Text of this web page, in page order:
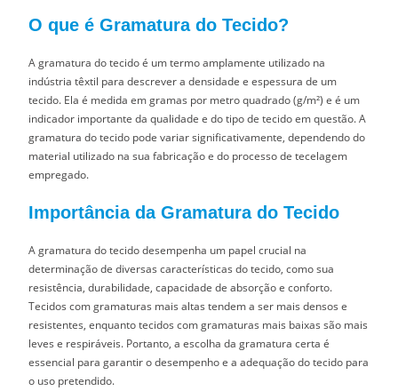
O que é Gramatura do Tecido?
A gramatura do tecido é um termo amplamente utilizado na
indústria têxtil para descrever a densidade e espessura de um
tecido. Ela é medida em gramas por metro quadrado (g/m²) e é um
indicador importante da qualidade e do tipo de tecido em questão. A
gramatura do tecido pode variar significativamente, dependendo do
material utilizado na sua fabricação e do processo de tecelagem
empregado.
Importância da Gramatura do Tecido
A gramatura do tecido desempenha um papel crucial na
determinação de diversas características do tecido, como sua
resistência, durabilidade, capacidade de absorção e conforto.
Tecidos com gramaturas mais altas tendem a ser mais densos e
resistentes, enquanto tecidos com gramaturas mais baixas são mais
leves e respiráveis. Portanto, a escolha da gramatura certa é
essencial para garantir o desempenho e a adequação do tecido para
o uso pretendido.